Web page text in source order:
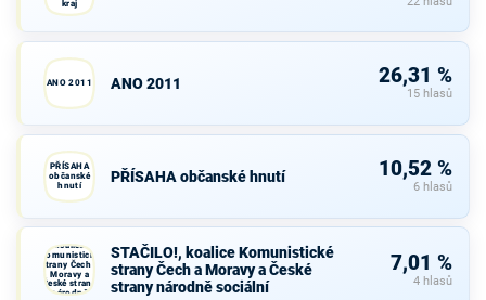
kraj
ANO 2011 ANO 2011 26,31 %
15 hlasů
PŘÍSAHA
občanské
hnutí
PŘÍSAHA občanské hnutí 10,52 %
6 hlasů
koalice
Komunistické
strany Čech a
Moravy a
České strany
národně
STAČILO!, koalice Komunistické
strany Čech a Moravy a České
strany národně sociální
7,01 %
4 hlasů